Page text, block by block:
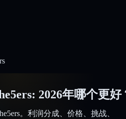
: 2026年哪个更好
。利润分成、价格、挑战、